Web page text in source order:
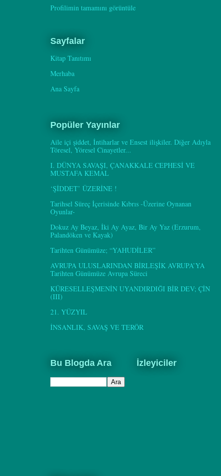
Profilimin tamamını görüntüle
Sayfalar
Kitap Tanıtımı
Merhaba
Ana Sayfa
Popüler Yayınlar
Aile içi şiddet, İntiharlar ve Ensest ilişkiler. Diğer Adıyla
Töresel, Yöresel Cinayetler...
I. DÜNYA SAVAŞI, ÇANAKKALE CEPHESİ VE
MUSTAFA KEMAL
‘ŞİDDET’ ÜZERİNE !
Tarihsel Süreç İçerisinde Kıbrıs -Üzerine Oynanan
Oyunlar-
Dokuz Ay Beyaz, İki Ay Ayaz, Bir Ay Yaz (Erzurum,
Palandöken ve Kayak)
Tarihten Günümüze; “YAHUDİLER”
AVRUPA ULUSLARINDAN BİRLEŞİK AVRUPA’YA
Tarihten Günümüze Avrupa Süreci
KÜRESELLEŞMENİN UYANDIRDIĞI BİR DEV; ÇİN
(III)
21. YÜZYIL
İNSANLIK, SAVAŞ VE TERÖR
Bu Blogda Ara İzleyiciler